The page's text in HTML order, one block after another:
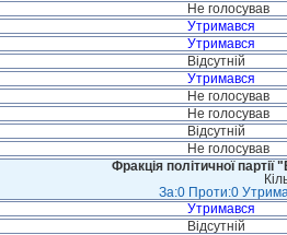
Не голосував
Утримався
Утримався
Відсутній
Утримався
Не голосував
Не голосував
Відсутній
Не голосував
Фракція політичної
За:0 Проти:0
Утримався
Відсутній